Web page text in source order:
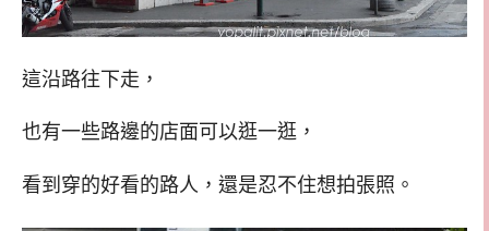
這沿路往下走，
也有一些路邊的店面可以逛一逛，
看到穿的好看的路人，還是忍不住想拍張照。